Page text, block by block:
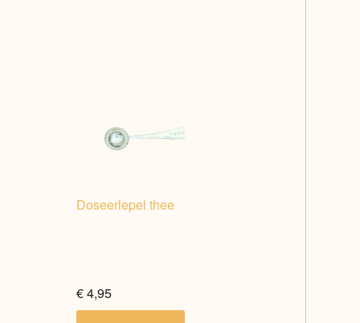
Doseerlepel thee
€4,95